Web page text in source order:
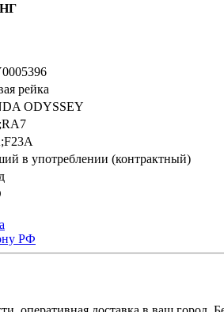
рейка
ODYSSEY
в употреблении (контрактный)
РФ